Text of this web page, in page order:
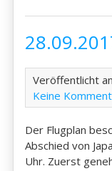
Veröffentlicht
Keine
Der Flugplan
Abschied von
Uhr. Zuerst